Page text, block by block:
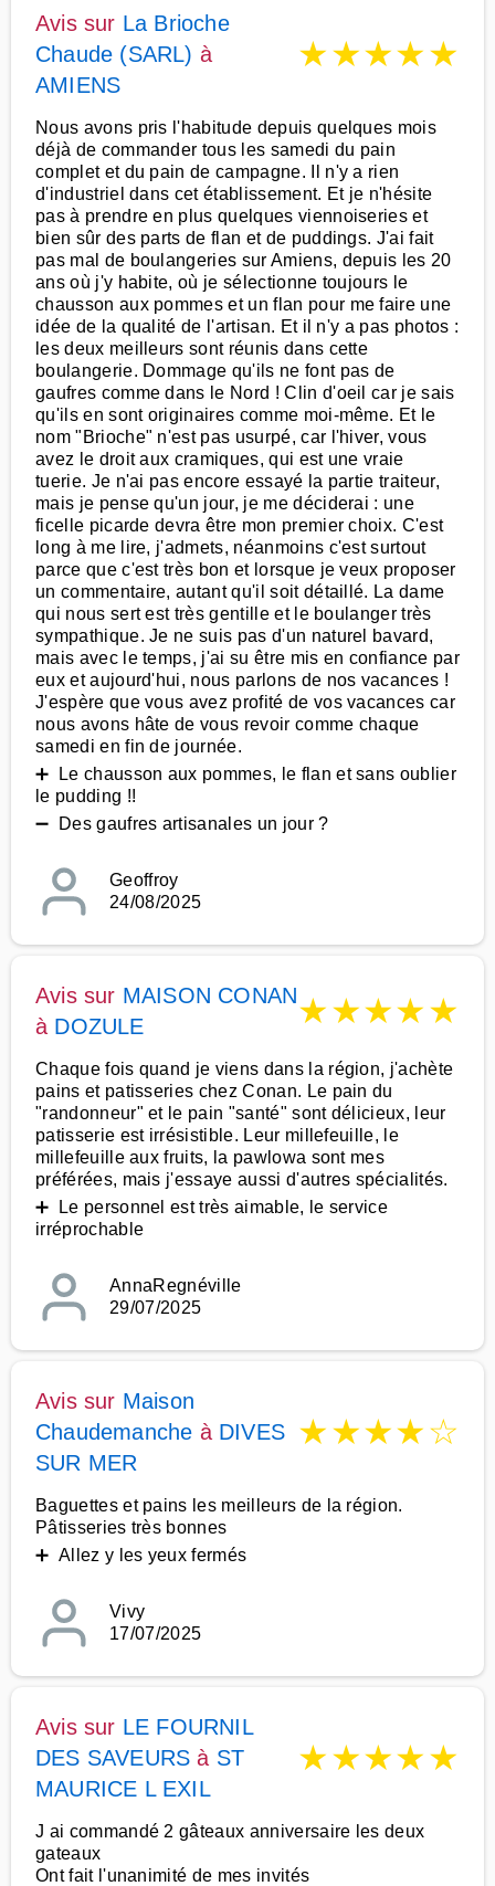
Avis sur La Brioche
Chaude (SARL) à
AMIENS
★★★★★
Nous avons pris l'habitude depuis quelques mois
déjà de commander tous les samedi du pain
complet et du pain de campagne. Il n'y a rien
d'industriel dans cet établissement. Et je n'hésite
pas à prendre en plus quelques viennoiseries et
bien sûr des parts de flan et de puddings. J'ai fait
pas mal de boulangeries sur Amiens, depuis les 20
ans où j'y habite, où je sélectionne toujours le
chausson aux pommes et un flan pour me faire une
idée de la qualité de l'artisan. Et il n'y a pas photos :
les deux meilleurs sont réunis dans cette
boulangerie. Dommage qu'ils ne font pas de
gaufres comme dans le Nord ! Clin d'oeil car je sais
qu'ils en sont originaires comme moi-même. Et le
nom "Brioche" n'est pas usurpé, car l'hiver, vous
avez le droit aux cramiques, qui est une vraie
tuerie. Je n'ai pas encore essayé la partie traiteur,
mais je pense qu'un jour, je me déciderai : une
ficelle picarde devra être mon premier choix. C'est
long à me lire, j'admets, néanmoins c'est surtout
parce que c'est très bon et lorsque je veux proposer
un commentaire, autant qu'il soit détaillé. La dame
qui nous sert est très gentille et le boulanger très
sympathique. Je ne suis pas d'un naturel bavard,
mais avec le temps, j'ai su être mis en confiance par
eux et aujourd'hui, nous parlons de nos vacances !
J'espère que vous avez profité de vos vacances car
nous avons hâte de vous revoir comme chaque
samedi en fin de journée.
➕ Le chausson aux pommes, le flan et sans oublier
le pudding !!
➖ Des gaufres artisanales un jour ?
Geoffroy
24/08/2025
Avis sur MAISON CONAN
à DOZULE ★★★★★
Chaque fois quand je viens dans la région, j'achète
pains et patisseries chez Conan. Le pain du
"randonneur" et le pain "santé" sont délicieux, leur
patisserie est irrésistible. Leur millefeuille, le
millefeuille aux fruits, la pawlowa sont mes
préférées, mais j'essaye aussi d'autres spécialités.
➕ Le personnel est très aimable, le service
irréprochable
AnnaRegnéville
29/07/2025
Avis sur Maison
Chaudemanche à DIVES
SUR MER
★★★★☆
Baguettes et pains les meilleurs de la région.
Pâtisseries très bonnes
➕ Allez y les yeux fermés
Vivy
17/07/2025
Avis sur LE FOURNIL
DES SAVEURS à ST
MAURICE L EXIL
★★★★★
J ai commandé 2 gâteaux anniversaire les deux
gateaux
Ont fait l'unanimité de mes invités